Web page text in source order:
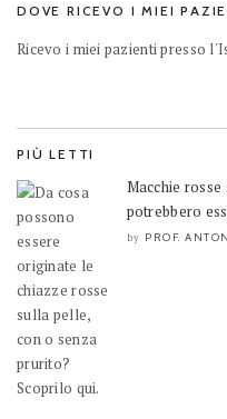
DOVE RICEVO I MIEI
Ricevo i miei pazienti presso
PIÙ LETTI
Macchie
potrebbero
by PROF.